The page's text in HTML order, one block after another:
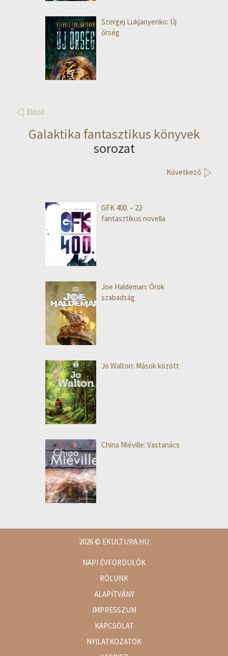
Szergej Lukjanyenko: Új
őrség
Előző
Galaktika fantasztikus könyvek
sorozat
Következő
GFK 400. – 22
fantasztikus novella
Joe Haldeman: Örök
szabadság
Jo Walton: Mások között
China Miéville: Vastanács
2026© EKULTURA.HU
NAPI ÉVFORDULÓK
RÓLUNK
ALAPÍTVÁNY
IMPRESSZUM
KAPCSOLAT
NYILATKOZATOK